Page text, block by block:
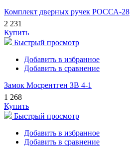
Комплект дверных ручек РОССА-28
2 231
Купить
Быстрый просмотр
Добавить в избранное
Добавить в сравнение
Замок Мосрентген ЗВ 4-1
1 268
Купить
Быстрый просмотр
Добавить в избранное
Добавить в сравнение